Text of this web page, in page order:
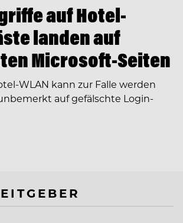
auf Hotel-
landen auf
Microsoft-Seiten
WLAN kann zur Falle werden
auf gefälschte Login-